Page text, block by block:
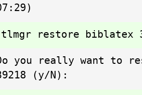
tlmgr restore biblatex
you really want to
(y/N):